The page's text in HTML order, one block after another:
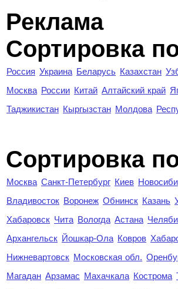
Реклама
Сортировка
Россия Украина Беларусь Казахстан
Москва России Китай Алтайский край
Таджикистан Кыргызстан Молдова
Cортировка
Москва Санкт-Петербург Киев
Владивосток Воронеж Обнинск Казань
Хабаровск Чита Вологда Астана
Архангельск Йошкар-Ола Ковров
Нижневартовск Московская обл.
Магадан Арзамас Махачкала Кострома